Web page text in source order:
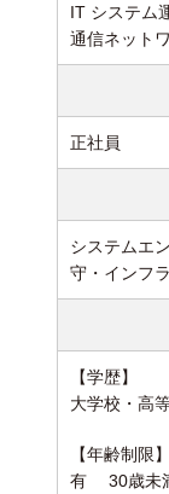
IT システム
通信ネット
正社員
システムエ
守・インフ
【学歴】
大学校・高
【年齢制限】
有 30歳未